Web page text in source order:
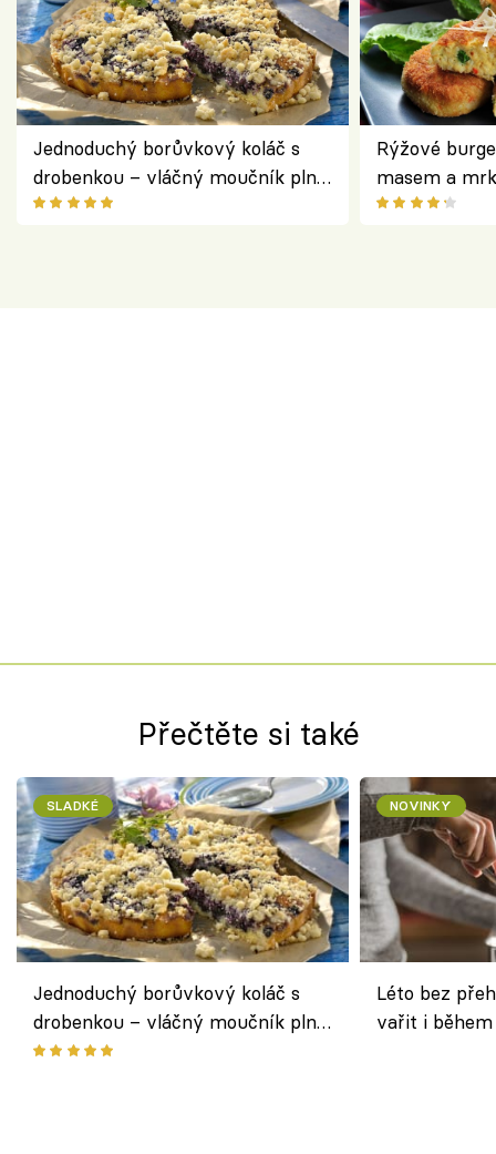
Jednoduchý borůvkový koláč s
drobenkou – vláčný moučník plný
ovoce
Rýžové
masem a
salátem –
Přečtěte si také
SLADKÉ
Jednoduchý borůvkový koláč s
drobenkou – vláčný moučník plný
ovoce
NOVINKY
Léto bez
vařit i